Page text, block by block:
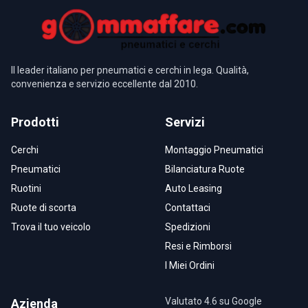
Il leader italiano per pneumatici e cerchi in lega. Qualità,
convenienza e servizio eccellente dal 2010.
Prodotti
Cerchi
Pneumatici
Ruotini
Ruote di scorta
Trova il tuo veicolo
Servizi
Montaggio Pneumatici
Bilanciatura Ruote
Auto Leasing
Contattaci
Spedizioni
Resi e Rimborsi
I Miei Ordini
Azienda Valutato 4.6 su Google